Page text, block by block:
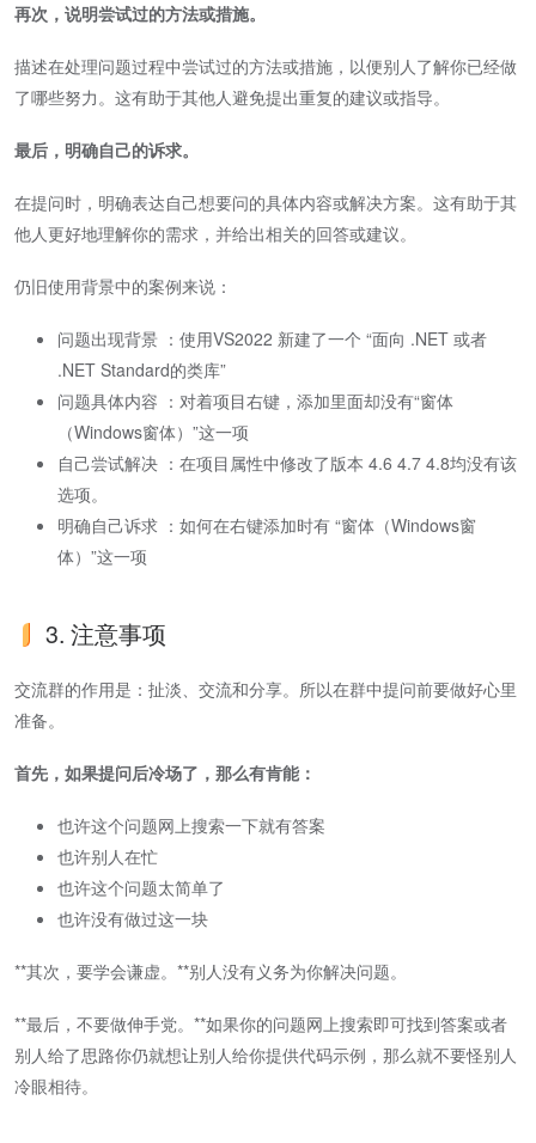
再次，说明尝试过的方法或措施。
描述在处理问题过程中尝试过的方法或措施，以便别人了解你已经做
了哪些努力。这有助于其他人避免提出重复的建议或指导。
最后，明确自己的诉求。
在提问时，明确表达自己想要问的具体内容或解决方案。这有助于其
他人更好地理解你的需求，并给出相关的回答或建议。
仍旧使用背景中的案例来说：
问题出现背景 ：使用VS2022 新建了一个 “面向 .NET 或者
.NET Standard的类库”
问题具体内容 ：对着项目右键，添加里面却没有“窗体
（Windows窗体）”这一项
自己尝试解决 ：在项目属性中修改了版本 4.6 4.7 4.8均没有该
选项。
明确自己诉求 ：如何在右键添加时有 “窗体（Windows窗
体）”这一项
3. 注意事项
交流群的作用是：扯淡、交流和分享。所以在群中提问前要做好心里
准备。
首先，如果提问后冷场了，那么有肯能：
也许这个问题网上搜索一下就有答案
也许别人在忙
也许这个问题太简单了
也许没有做过这一块
**其次，要学会谦虚。**别人没有义务为你解决问题。
**最后，不要做伸手党。**如果你的问题网上搜索即可找到答案或者
别人给了思路你仍就想让别人给你提供代码示例，那么就不要怪别人
冷眼相待。